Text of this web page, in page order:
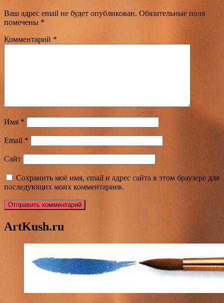
Ваш адрес email не будет опубликован. Обязательные поля
помечены *
Комментарий *
Имя *
Email *
Сайт
Сохранить моё имя, email и адрес сайта в этом браузере для
последующих моих комментариев.
ArtKush.ru